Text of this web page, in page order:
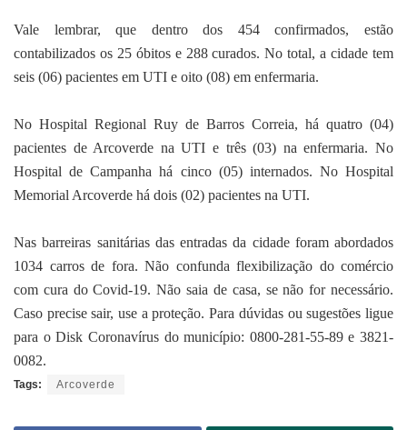
Vale lembrar, que dentro dos 454 confirmados, estão
contabilizados os 25 óbitos e 288 curados. No total, a cidade tem
seis (06) pacientes em UTI e oito (08) em enfermaria.
No Hospital Regional Ruy de Barros Correia, há quatro (04)
pacientes de Arcoverde na UTI e três (03) na enfermaria. No
Hospital de Campanha há cinco (05) internados. No Hospital
Memorial Arcoverde há dois (02) pacientes na UTI.
Nas barreiras sanitárias das entradas da cidade foram abordados
1034 carros de fora. Não confunda flexibilização do comércio
com cura do Covid-19. Não saia de casa, se não for necessário.
Caso precise sair, use a proteção. Para dúvidas ou sugestões ligue
para o Disk Coronavírus do município: 0800-281-55-89 e 3821-
0082.
Tags: Arcoverde